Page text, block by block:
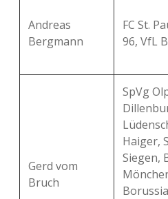
Andreas
Bergmann
FC St.
96, VfL
Gerd vom
Bruch
SpVg
Haiger,
Siegen,
Borussia